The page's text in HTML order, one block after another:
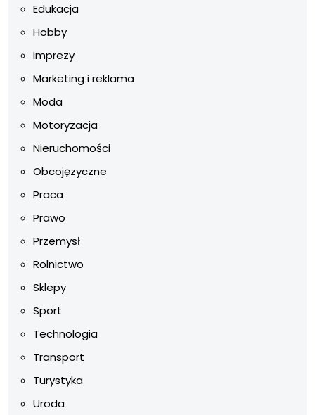
Edukacja
Hobby
Imprezy
Marketing i reklama
Moda
Motoryzacja
Nieruchomości
Obcojęzyczne
Praca
Prawo
Przemysł
Rolnictwo
Sklepy
Sport
Technologia
Transport
Turystyka
Uroda